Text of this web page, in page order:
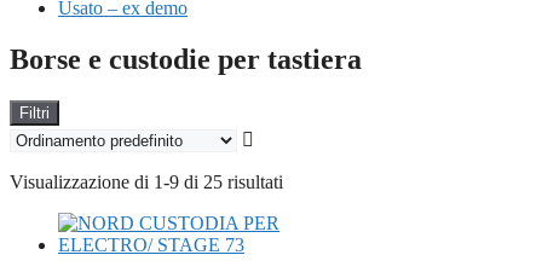
Usato – ex demo
Borse e custodie per tastiera
Filtri
Visualizzazione di 1-9 di 25 risultati